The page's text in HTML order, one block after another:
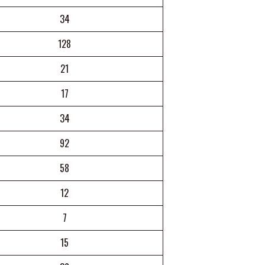
34
128
21
17
34
92
58
12
7
15